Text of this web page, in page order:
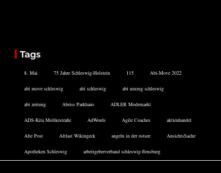
Tags
8. Mai 75 Jahre Schleswig-Holstein 115 Abi-Move 2022
abi move schleswig abi schleswig abi umzug schleswig
abi zeitung Abriss Parkhaus ADLER Modemarkt
ADS-Kita Moltkestraße AdWords Agile Coaches aktienhandel
Alte Post Altlast Wikingeck angeln in der ostsee AnsichtsSache
Apotheken Schleswig arbeitgeberverband schleswig-flensburg